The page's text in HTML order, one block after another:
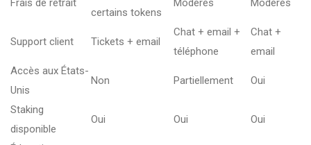
Frais de retrait
certains tokens
Modérés Modérés
Support client Tickets + email
Chat + email +
téléphone
Chat +
email
Accès aux États-
Unis
Non Partiellement Oui
Staking
disponible
Oui Oui Oui